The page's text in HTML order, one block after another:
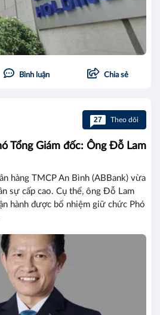
Bình luận Chia sẻ
27 Theo dõi
Tổng Giám đốc: Ông Đỗ Lam
hàng TMCP An Bình (ABBank) vừa
sự cấp cao. Cụ thể, ông Đỗ Lam
hành được bổ nhiệm giữ chức Phó